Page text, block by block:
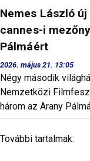
Nemes László
cannes-i
Pálmáért
2026. május 21. 13:05
Négy második
Nemzetközi
három az Arany
További tartalmak: